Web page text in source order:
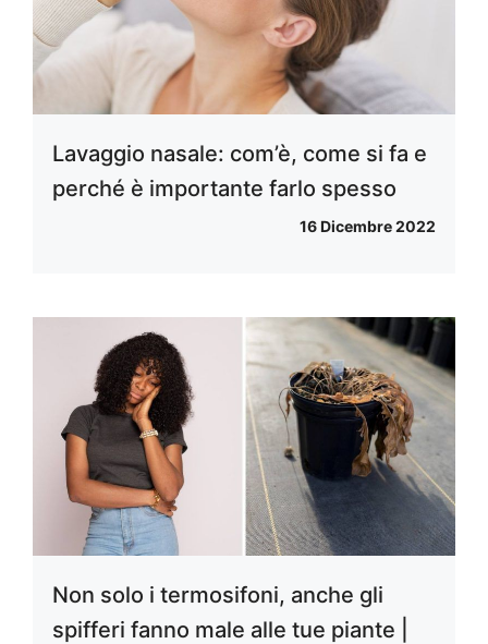
Lavaggio nasale: com’è, come si fa e
perché è importante farlo spesso
16 Dicembre 2022
Non solo i termosifoni, anche gli
spifferi fanno male alle tue piante |